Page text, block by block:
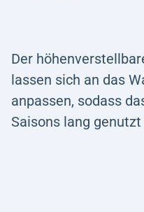
Der
lassen sich an das
anpassen, sodass
Saisons lang